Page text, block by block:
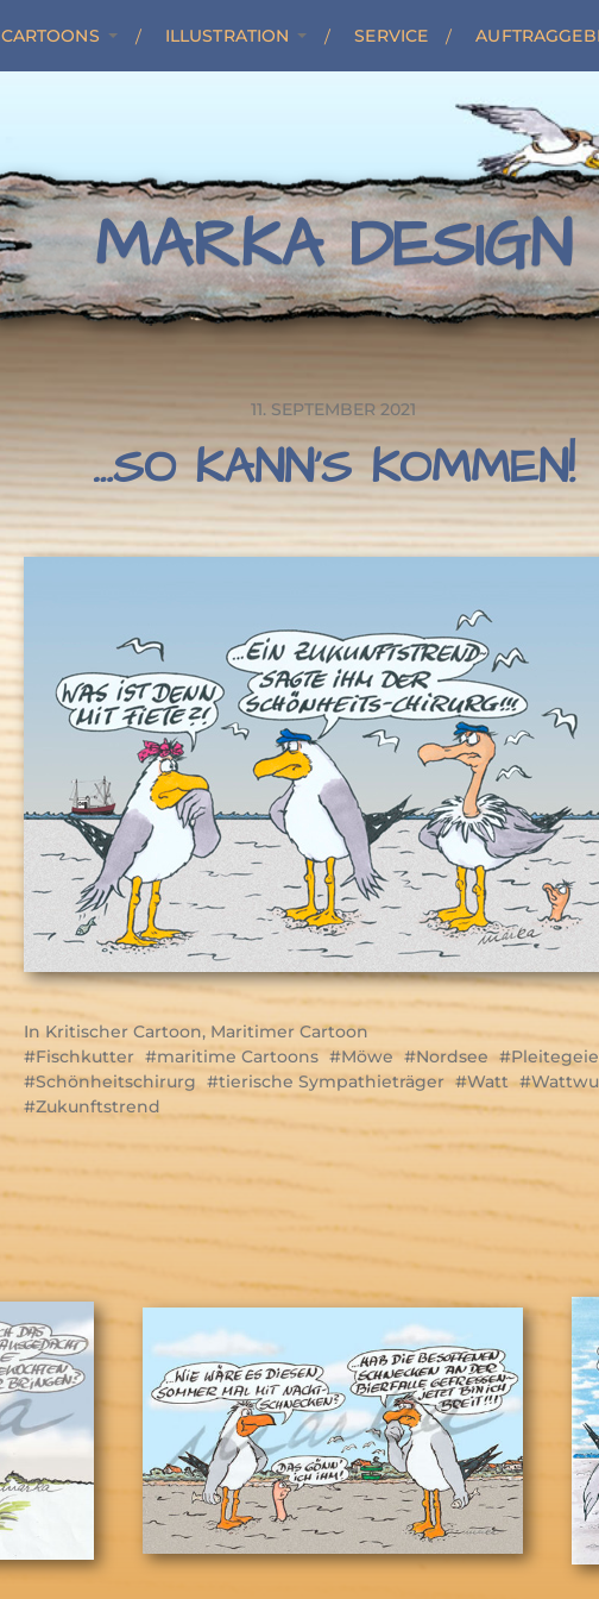
CARTOONS ILLUSTRATION SERVICE
MARKA DESIGN
11. SEPTEMBER 2021
…SO KANN’S KOMMEN!
In Kritischer Cartoon, Maritimer Cartoon
Fischkutter
maritime Cartoons Möwe Nordsee
Schönheitschirurg
tierische Sympathieträger Watt
Zukunftstrend